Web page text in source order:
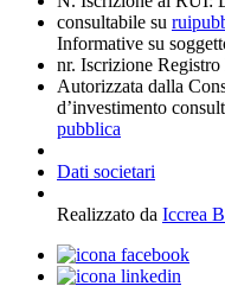
consultabile su
Informative su
nr. Iscrizione
Autorizzata dalla
d’investimento
pubblica
Dati societari
Realizzato da Iccrea